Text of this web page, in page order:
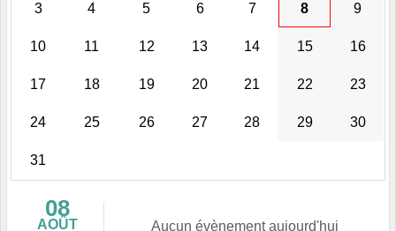
3 4 5 6 7 8 9
10 11 12 13 14 15 16
17 18 19 20 21 22 23
24 25 26 27 28 29 30
31
08
AOÛT Aucun évènement aujourd'hui